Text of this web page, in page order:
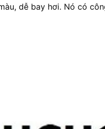
dễ bay hơi. Nó có